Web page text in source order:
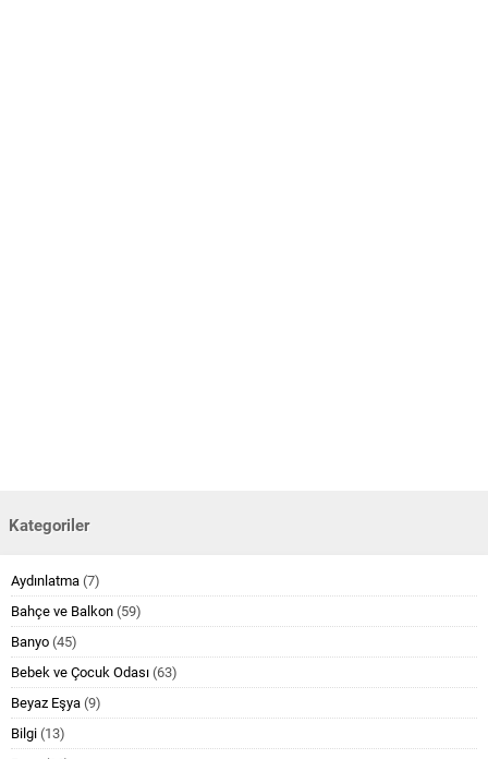
Kategoriler
Aydınlatma (7)
Bahçe ve Balkon (59)
Banyo (45)
Bebek ve Çocuk Odası (63)
Beyaz Eşya (9)
Bilgi (13)